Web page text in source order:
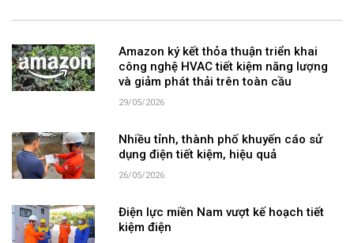
Amazon ký kết thỏa thuận triển khai
công nghệ HVAC tiết kiệm năng lượng
và giảm phát thải trên toàn cầu
29/05/2026
Nhiều tỉnh, thành phố khuyến cáo sử
dụng điện tiết kiệm, hiệu quả
26/05/2026
Điện lực miền Nam vượt kế hoạch tiết
kiệm điện